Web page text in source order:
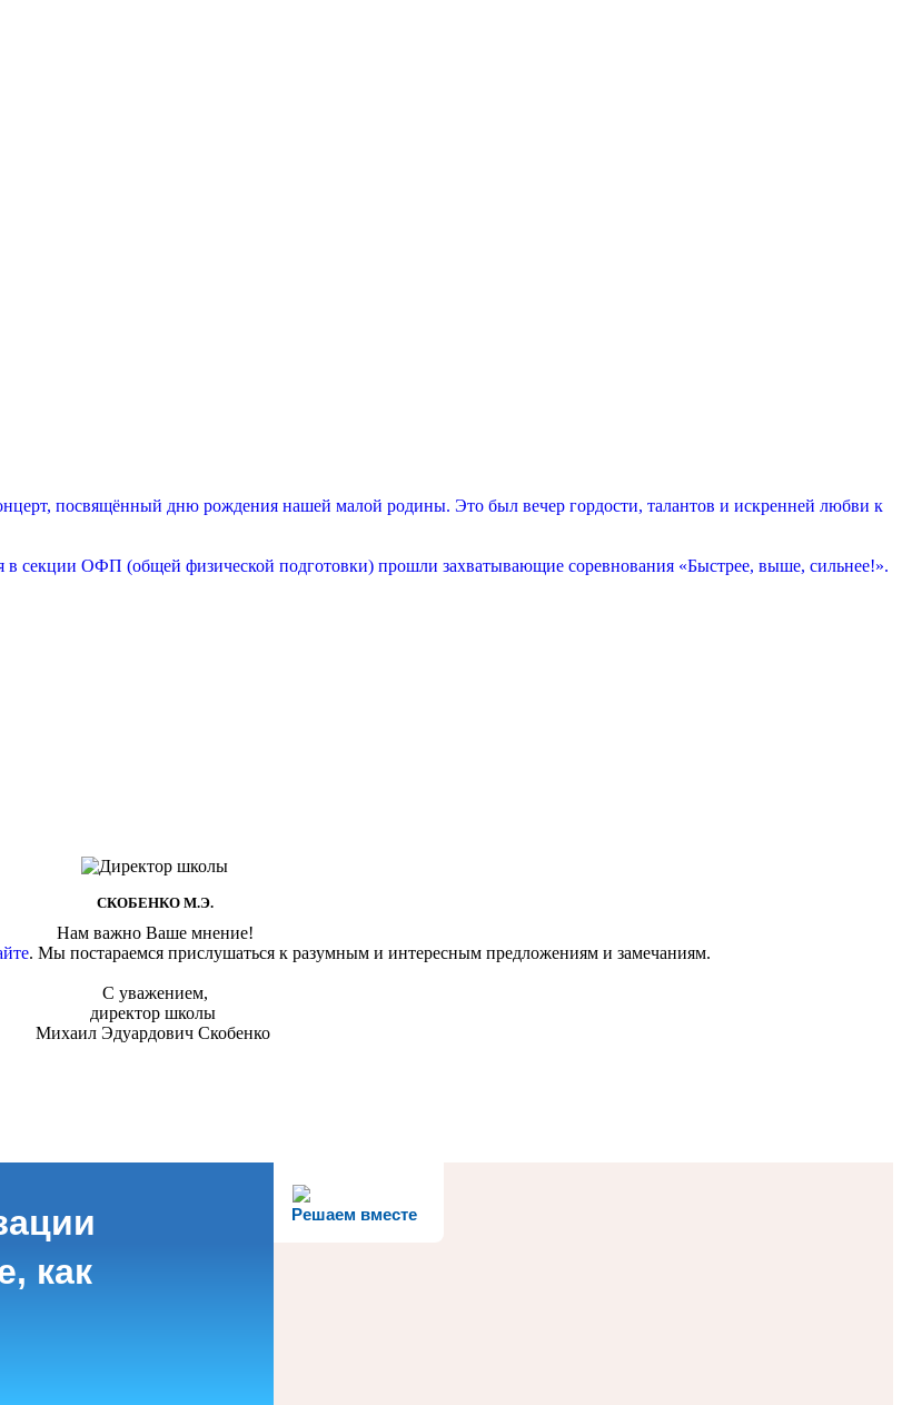
посвящённый дню рождения нашей малой родины. Это был вечер гордости, талантов и искренней любви к
в секции ОФП (общей физической подготовки) прошли захватывающие соревнования «Быстрее, выше, сильнее!».
СКОБЕНКО М.Э.
Нам важно Ваше мнение!
. Мы постараемся прислушаться к разумным и интересным предложениям и замечаниям.
С уважением,
директор школы
Михаил Эдуардович Скобенко
Решаем вместе
как